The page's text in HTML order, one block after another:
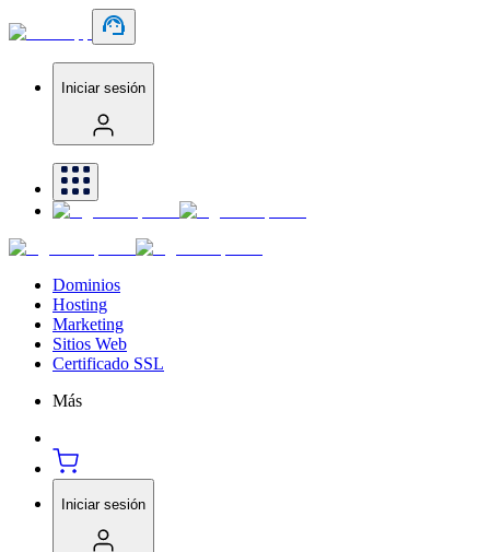
Iniciar sesión
Dominios
Hosting
Marketing
Sitios Web
Certificado SSL
Más
Iniciar sesión